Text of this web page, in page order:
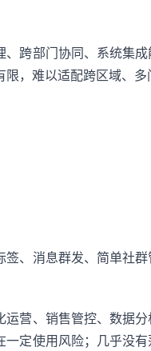
跨部门协同、系统集
，难以适配跨区域、多
、消息群发、简单社
营、销售管控、数据
定使用风险；几乎没